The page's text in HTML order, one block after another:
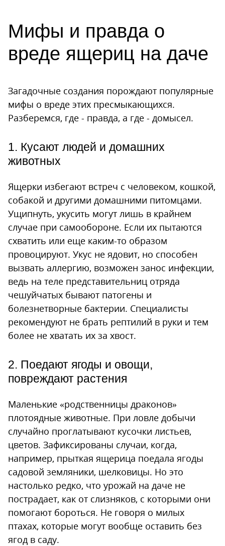
Мифы и правда о
вреде ящериц на даче
Загадочные создания порождают популярные
мифы о вреде этих пресмыкающихся.
Разберемся, где - правда, а где - домысел.
1. Кусают людей и домашних
животных
Ящерки избегают встреч с человеком, кошкой,
собакой и другими домашними питомцами.
Ущипнуть, укусить могут лишь в крайнем
случае при самообороне. Если их пытаются
схватить или еще каким-то образом
провоцируют. Укус не ядовит, но способен
вызвать аллергию, возможен занос инфекции,
ведь на теле представительниц отряда
чешуйчатых бывают патогены и
болезнетворные бактерии. Специалисты
рекомендуют не брать рептилий в руки и тем
более не хватать их за хвост.
2. Поедают ягоды и овощи,
повреждают растения
Маленькие «родственницы драконов»
плотоядные животные. При ловле добычи
случайно проглатывают кусочки листьев,
цветов. Зафиксированы случаи, когда,
например, прыткая ящерица поедала ягоды
садовой земляники, шелковицы. Но это
настолько редко, что урожай на даче не
пострадает, как от слизняков, с которыми они
помогают бороться. Не говоря о милых
птахах, которые могут вообще оставить без
ягод в саду.